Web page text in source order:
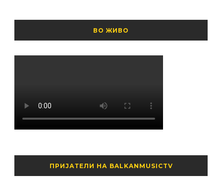
ВО ЖИВО
ПРИЈАТЕЛИ НА BALKANMUSICTV